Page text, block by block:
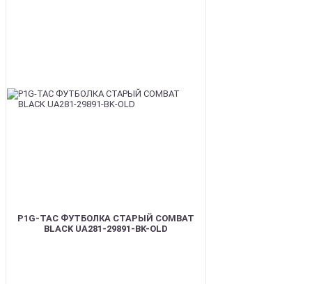
P1G-TAC ФУТБОЛКА СТАРЫЙ COMBAT
BLACK UA281-29891-BK-OLD